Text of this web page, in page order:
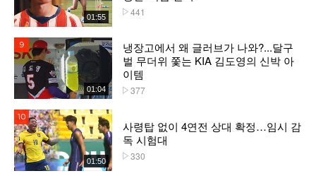
01:55 441
01:04
냉장고에서 왜 글러브가 나와?...달구
벌 무더위 쫓는 KIA 김도영의 신박 아
이템
377
01:50
사령탑 없이 4연전 상대 확정…임시 감
독 시험대
330